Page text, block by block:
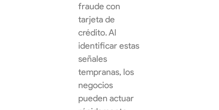
fraude con
tarjeta de
crédito. Al
identificar estas
señales
tempranas, los
negocios
pueden actuar